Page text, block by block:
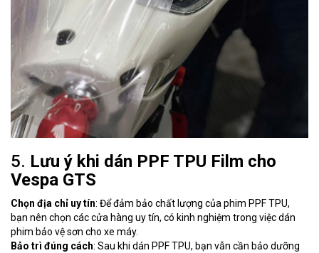
5. Lưu ý khi dán PPF TPU Film cho
Vespa GTS
Chọn địa chỉ uy tín: Để đảm bảo chất lượng của phim PPF TPU,
bạn nên chọn các cửa hàng uy tín, có kinh nghiệm trong việc dán
phim bảo vệ sơn cho xe máy.
Bảo trì đúng cách: Sau khi dán PPF TPU, bạn vẫn cần bảo dưỡng